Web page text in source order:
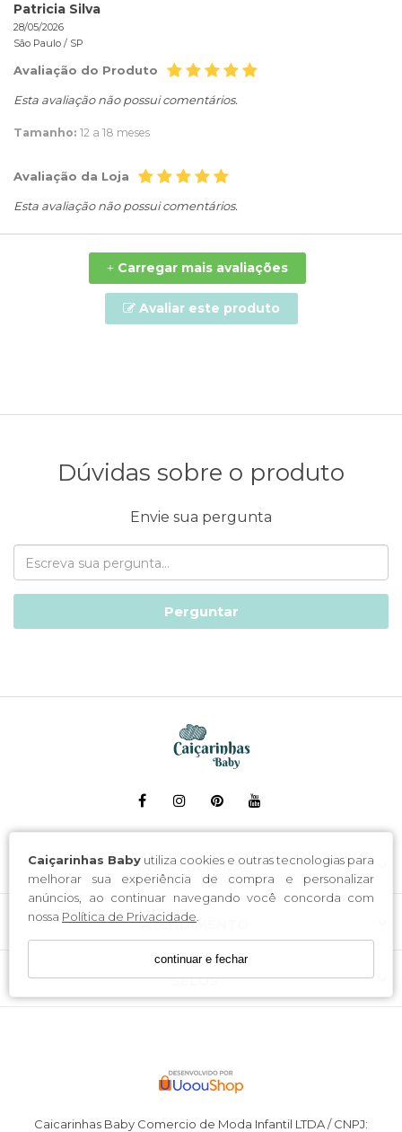
Caiçarinhas Baby utiliza cookies e outras tecnologias para
melhorar sua experiência de compra e personalizar
anúncios, ao continuar navegando você concorda com
nossa Política de Privacidade
continuar e fechar
Patricia Silva
28/05/2026
São Paulo / SP
Avaliação do Produto
Esta avaliação não possui comentários.
Tamanho: 12 a 18 meses
Avaliação da Loja
Esta avaliação não possui comentários.
+Carregar mais avaliações
Avaliar este produto
Dúvidas sobre o produto
Envie sua pergunta
Perguntar
INSTITUCIONAL
ATENDIMENTO
SELOS
Caicarinhas Baby Comercio de Moda Infantil LTDA / CNPJ: